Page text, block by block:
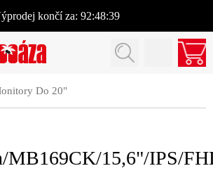
končí za: 92:48:38
Do 20"
MB169CK/15,6"/IPS/